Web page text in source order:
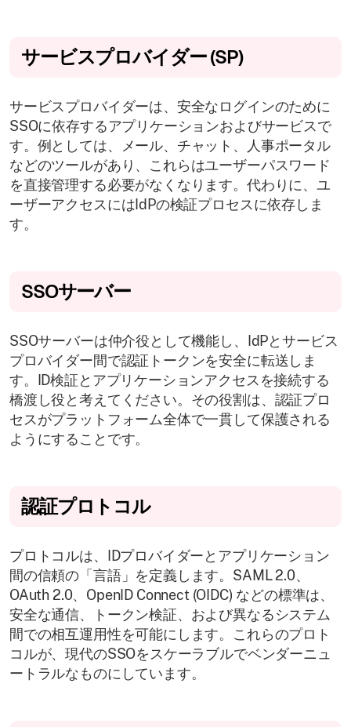
サービスプロバイダー (SP)
サービスプロバイダーは、安全なログインのために
SSOに依存するアプリケーションおよびサービスで
す。例としては、メール、チャット、人事ポータル
などのツールがあり、これらはユーザーパスワード
を直接管理する必要がなくなります。代わりに、ユ
ーザーアクセスにはIdPの検証プロセスに依存しま
す。
SSOサーバー
SSOサーバーは仲介役として機能し、IdPとサービス
プロバイダー間で認証トークンを安全に転送しま
す。ID検証とアプリケーションアクセスを接続する
橋渡し役と考えてください。その役割は、認証プロ
セスがプラットフォーム全体で一貫して保護される
ようにすることです。
認証プロトコル
プロトコルは、IDプロバイダーとアプリケーション
間の信頼の「言語」を定義します。SAML 2.0、
OAuth 2.0、OpenID Connect (OIDC) などの標準は、
安全な通信、トークン検証、および異なるシステム
間での相互運用性を可能にします。これらのプロト
コルが、現代のSSOをスケーラブルでベンダーニュ
ートラルなものにしています。